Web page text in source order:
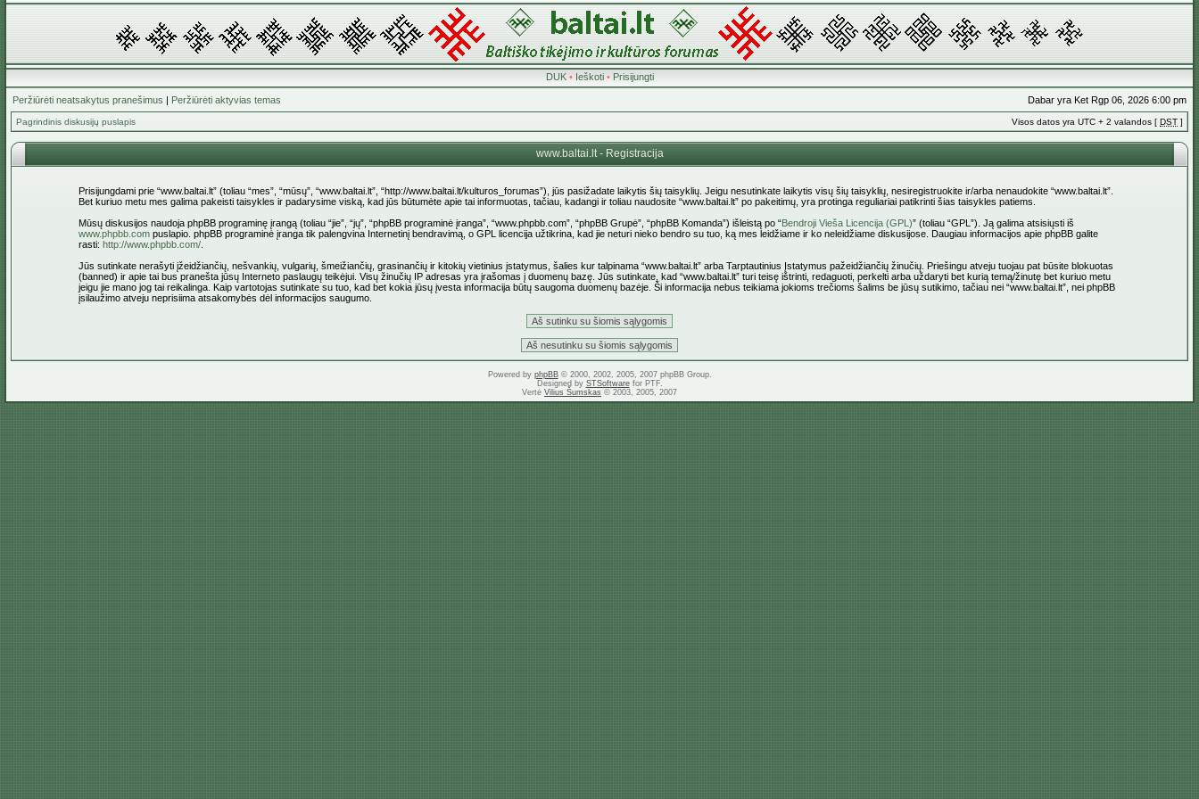
DUK• Ieškoti• Prisijungti
Peržiūrėti neatsakytus pranešimus | Peržiūrėti aktyvias temas Dabar yra Ket Rgp 06, 2026 6:00 pm
Pagrindinis diskusijų puslapis Visos datos yra UTC + 2 valandos [ DST ]
www.baltai.lt - Registracija
Prisijungdami prie “www.baltai.lt” (toliau “mes”, “mūsų”, “www.baltai.lt”, “http://www.baltai.lt/kulturos_forumas”), jūs pasižadate laikytis šių taisyklių. Jeigu nesutinkate laikytis visų šių taisyklių, nesiregistruokite ir/arba nenaudokite “www.baltai.lt”.
Bet kuriuo metu mes galima pakeisti taisykles ir padarysime viską, kad jūs būtumėte apie tai informuotas, tačiau, kadangi ir toliau naudosite “www.baltai.lt” po pakeitimų, yra protinga reguliariai patikrinti šias taisykles patiems.
Mūsų diskusijos naudoja phpBB programinę įrangą (toliau “jie”, “jų”, “phpBB programinė įranga”, “www.phpbb.com”, “phpBB Grupė”, “phpBB Komanda”) išleistą po “Bendroji Vieša Licencija (GPL)” (toliau “GPL”). Ją galima atsisiųsti iš
www.phpbb.compuslapio. phpBB programinė įranga tik palengvina Internetinį bendravimą, o GPL licencija užtikrina, kad jie neturi nieko bendro su tuo, ką mes leidžiame ir ko neleidžiame diskusijose. Daugiau informacijos apie phpBB galite
rasti: http://www.phpbb.com/.
Jūs sutinkate nerašyti įžeidžiančių, nešvankių, vulgarių, šmeižiančių, grasinančių ir kitokių vietinius įstatymus, šalies kur talpinama “www.baltai.lt” arba Tarptautinius Įstatymus pažeidžiančių žinučių. Priešingu atveju tuojau pat būsite blokuotas
(banned) ir apie tai bus pranešta jūsų Interneto paslaugų teikėjui. Visų žinučių IP adresas yra įrašomas į duomenų bazę. Jūs sutinkate, kad “www.baltai.lt” turi teisę ištrinti, redaguoti, perkelti arba uždaryti bet kurią temą/žinutę bet kuriuo metu
jeigu jie mano jog tai reikalinga. Kaip vartotojas sutinkate su tuo, kad bet kokia jūsų įvesta informacija būtų saugoma duomenų bazėje. Ši informacija nebus teikiama jokioms trečioms šalims be jūsų sutikimo, tačiau nei “www.baltai.lt”, nei phpBB
įsilaužimo atveju neprisiima atsakomybės dėl informacijos saugumo.
Powered by phpBB© 2000, 2002, 2005, 2007 phpBB Group.
Designed by STSoftwarefor PTF.
Vertė Vilius Šumskas © 2003, 2005, 2007